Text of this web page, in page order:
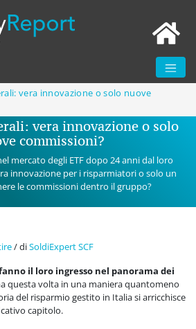
vera innovazione o solo nuove
vera innovazione o solo
commissioni?
mercato degli ETF dopo 24 anni dal loro
innovazione per i risparmiatori o solo un
le commissioni dentro il gruppo?
/diSoldiExpert SCF
il loro ingresso nel panorama dei
questa volta in una maniera quantomeno
del risparmio gestito in Italia si arricchisce
capitolo.